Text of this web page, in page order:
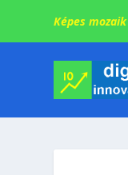
Képes mozaik